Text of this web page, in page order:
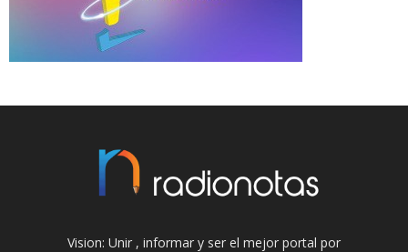
Vision: Unir , informar y ser el mejor portal por